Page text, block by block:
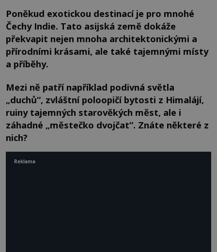
Poněkud exotickou destinací je pro mnohé
Čechy Indie. Tato asijská země dokáže
překvapit nejen mnoha architektonickými a
přírodními krásami, ale také tajemnými místy
a příběhy.
Mezi ně patří například podivná světla
„duchů“, zvláštní poloopičí bytosti z Himalájí,
ruiny tajemných starověkých měst, ale i
záhadné „městečko dvojčat“. Znáte některé z
nich?
Reklama